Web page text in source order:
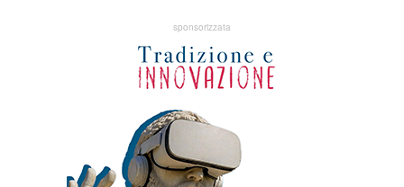
sponsorizzata